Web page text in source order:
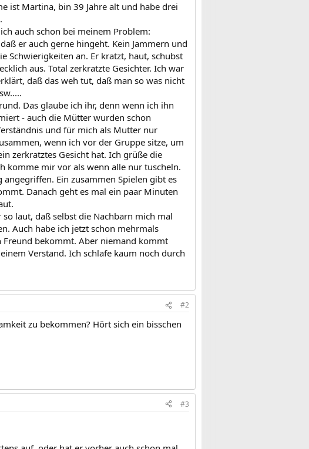
ist Martina, bin 39 Jahre alt und habe drei
auch schon bei meinem Problem:
er auch gerne hingeht. Kein Jammern und
Schwierigkeiten an. Er kratzt, haut, schubst
aus. Total zerkratzte Gesichter. Ich war
daß das weh tut, daß man so was nicht
Das glaube ich ihr, denn wenn ich ihn
- auch die Mütter wurden schon
und für mich als Mutter nur
wenn ich vor der Gruppe sitze, um
zerkratztes Gesicht hat. Ich grüße die
komme mir vor als wenn alle nur tuscheln.
Ein zusammen Spielen gibt es
Danach geht es mal ein paar Minuten
laut, daß selbst die Nachbarn mich mal
Auch habe ich jetzt schon mehrmals
bekommt. Aber niemand kommt
Verstand. Ich schlafe kaum noch durch
#2
zu bekommen? Hört sich ein bisschen
#3